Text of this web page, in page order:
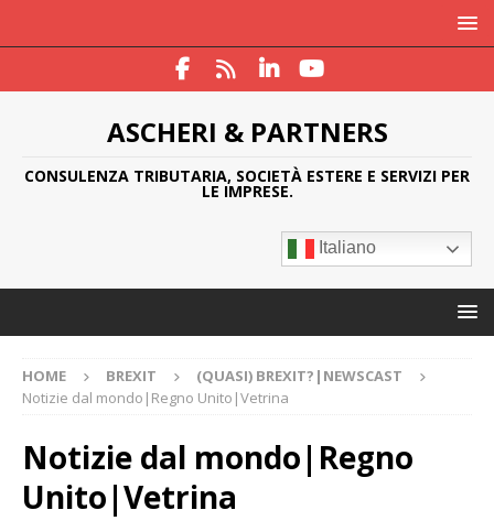
ASCHERI & PARTNERS
CONSULENZA TRIBUTARIA, SOCIETÀ ESTERE E SERVIZI PER
LE IMPRESE.
Italiano
HOME BREXIT
(QUASI) BREXIT?|NEWSCAST
Notizie dal mondo|Regno Unito|Vetrina
Notizie dal mondo|Regno
Unito|Vetrina